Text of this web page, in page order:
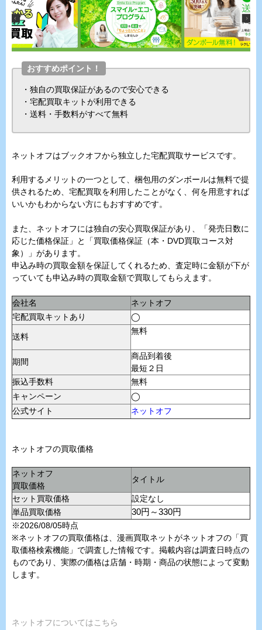
おすすめポイント！
・独自の買取保証があるので安心できる
・宅配買取キットが利用できる
・送料・手数料がすべて無料
ネットオフはブックオフから独立した宅配買取サービスです。
利用するメリットの一つとして、梱包用のダンボールは無料で提
供されるため、宅配買取を利用したことがなく、何を用意すれば
いいかもわからない方にもおすすめです。
また、ネットオフには独自の安心買取保証があり、「発売日数に
応じた価格保証」と「買取価格保証（本・DVD買取コース対
象）」があります。
申込み時の買取金額を保証してくれるため、査定時に金額が下が
っていても申込み時の買取金額で買取してもらえます。
会社名
ネットオフ
宅配買取キットあり
◯
送料
無料
期間
商品到着後
最短２日
振込手数料
無料
キャンペーン
◯
公式サイト
ネットオフ
ネットオフの買取価格
ネットオフ
買取価格
タイトル
セット買取価格
設定なし
単品買取価格
30円～330円
※2026/08/05時点
※ネットオフの買取価格は、漫画買取ネットがネットオフの「買
取価格検索機能」で調査した情報です。掲載内容は調査日時点の
ものであり、実際の価格は店舗・時期・商品の状態によって変動
します。
ネットオフについてはこちら